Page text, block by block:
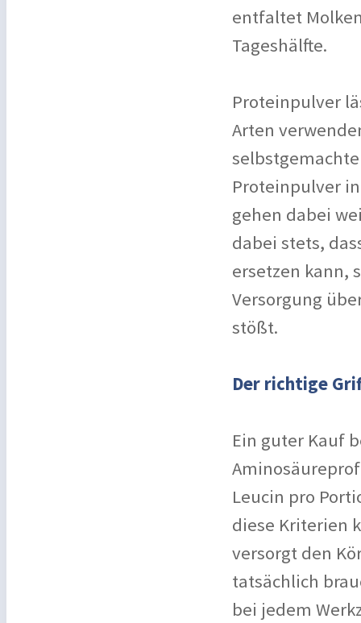
entfaltet
Tageshälfte.
Proteinpulver
Arten
Proteinpulver
gehen dabei
dabei stets,
ersetzen kann,
Versorgung
stößt.
Der richtige
Ein guter Kauf
Leucin pro
diese Kriterien
versorgt den
tatsächlich
bei jedem